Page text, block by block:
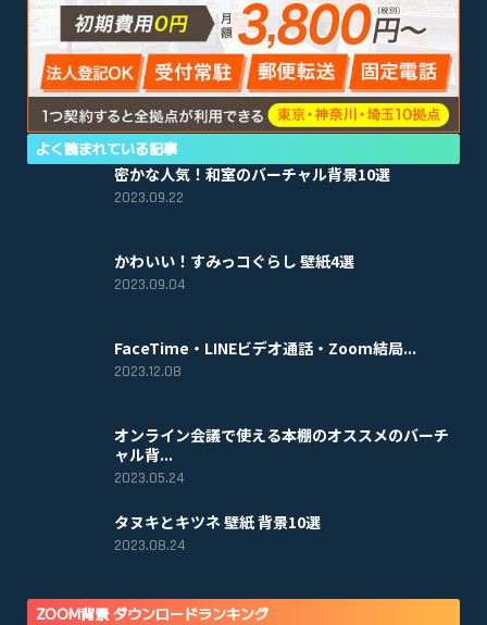
よく読まれている記事
密かな人気！和室のバーチャル背景10選
2023.09.22
かわいい！すみっコぐらし 壁紙4選
2023.09.04
FaceTime・LINEビデオ通話・Zoom結局...
2023.12.08
オンライン会議で使える本棚のオススメのバーチ
ャル背...
2023.05.24
タヌキとキツネ 壁紙 背景10選
2023.08.24
ZOOM背景 ダウンロードランキング